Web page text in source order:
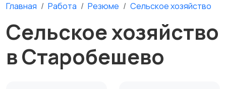
Главная Работа Резюме Сельское хозяйство
Сельское хозяйство
в Старобешево